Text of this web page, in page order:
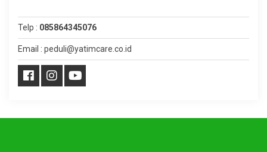
Telp : 085864345076
Email : peduli@yatimcare.co.id